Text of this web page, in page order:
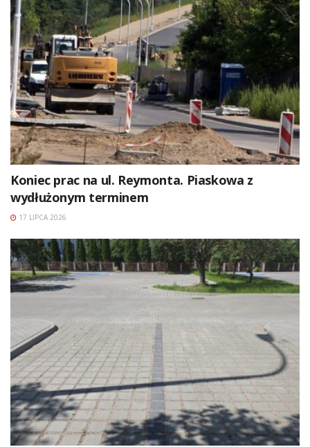
Koniec prac na ul. Reymonta. Piaskowa z
wydłużonym terminem
17 LIPCA 2026